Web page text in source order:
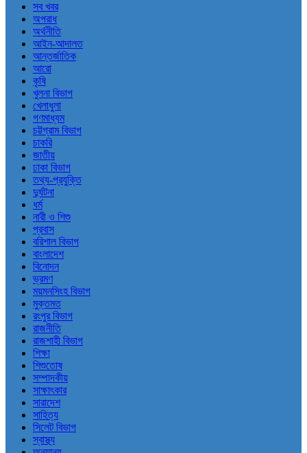
সব খবর
অপরাধ
অর্থনীতি
আইন-আদালত
আন্তর্জাতিক
আরো
কৃষি
খুলনা বিভাগ
খেলাধুলা
গণমাধ্যম
চট্টগ্রাম বিভাগ
চাকরি
জাতীয়
ঢাকা বিভাগ
তথ্য-প্রযুক্তি
দুর্ঘটনা
ধর্ম
নারী ও শিশু
প্রবাস
বরিশাল বিভাগ
বাংলাদেশ
বিনোদন
ভ্রমণ
ময়মনসিংহ বিভাগ
মুক্তমত
রংপুর বিভাগ
রাজনীতি
রাজশাহী বিভাগ
শিক্ষা
শিশুতোষ
সম্পাদকীয়
সাক্ষাৎকার
সারাদেশ
সাহিত্য
সিলেট বিভাগ
স্বাস্থ্য